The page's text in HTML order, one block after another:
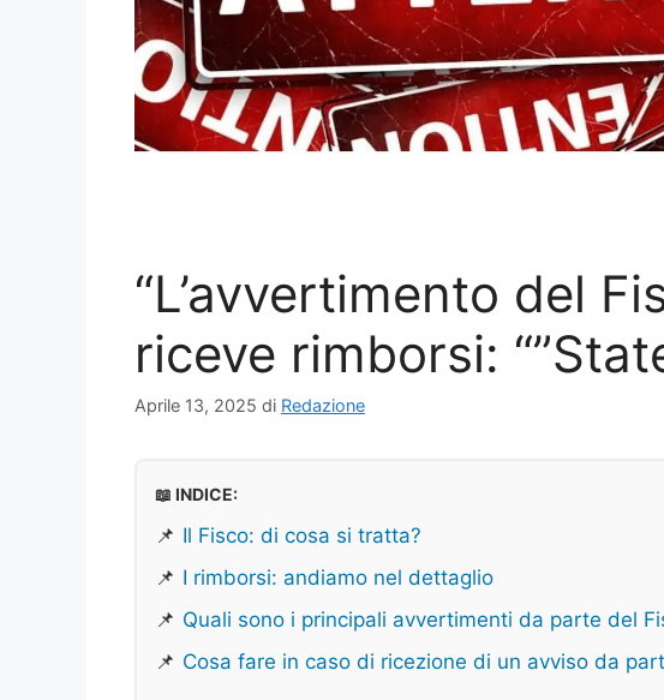
“L’avvertimento del
riceve rimborsi:
Aprile 13, 2025 di Redazione
📖 INDICE:
📌 Il Fisco: di cosa si tratta?
📌 I rimborsi: andiamo nel dettaglio
📌 Quali sono i principali avvertimenti da parte del
📌 Cosa fare in caso di ricezione di un avviso da